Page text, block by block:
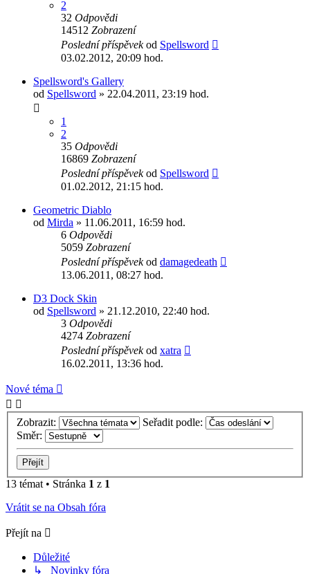
2
32 Odpovědi
14512 Zobrazení
Poslední příspěvekod Spellsword
03.02.2012, 20:09 hod.
Spellsword's Gallery
od Spellsword » 22.04.2011, 23:19 hod.
1
2
35 Odpovědi
16869 Zobrazení
Poslední příspěvekod Spellsword
01.02.2012, 21:15 hod.
Geometric Diablo
od Mirda » 11.06.2011, 16:59 hod.
6 Odpovědi
5059 Zobrazení
Poslední příspěvekod damagedeath
13.06.2011, 08:27 hod.
D3 Dock Skin
od Spellsword » 21.12.2010, 22:40 hod.
3 Odpovědi
4274 Zobrazení
Poslední příspěvekod xatra
16.02.2011, 13:36 hod.
Nové téma
Zobrazit:
Seřadit podle:
Směr:
13 témat • Stránka 1 z 1
Vrátit se na Obsah fóra
Přejít na
Důležité
↳ Novinky fóra